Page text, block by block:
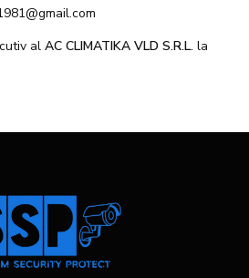
al AC CLIMATIKA VLD S.R.L. la